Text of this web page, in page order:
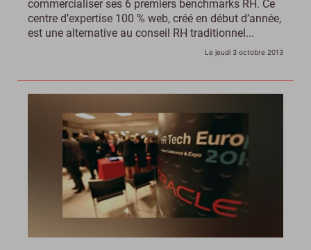
commercialiser ses 6 premiers benchmarks RH. Ce
centre d’expertise 100 % web, créé en début d’année,
est une alternative au conseil RH traditionnel...
Le jeudi 3 octobre 2013